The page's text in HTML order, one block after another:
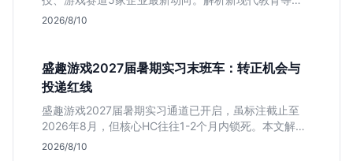
司网申截止时间与专业限制，帮你快速决定投递优先
2026/8/10
盛趣游戏2027届暑期实习末班车：转正机会与
投递红线
盛趣游戏2027届暑期实习通道已开启，虽标注截止至
2026年8月，但核心HC往往1-2个月内锁死。本文解析
游戏大厂“招满即止”的招聘逻辑，提醒同学避开时间陷
2026/8/10